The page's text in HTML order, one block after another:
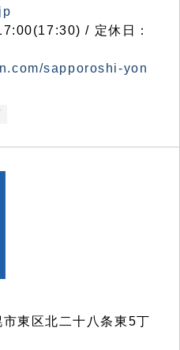
/ 定休日：
sapporoshi-yon
東区北二十八条東5丁